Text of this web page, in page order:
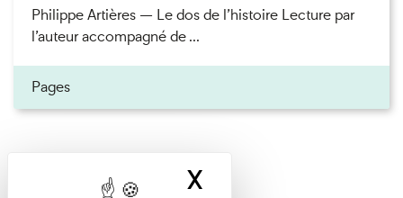
Philippe Artières — Le dos de l’histoire Lecture par
l’auteur accompagné de ...
Pages
X